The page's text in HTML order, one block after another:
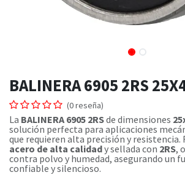
BALINERA 6905 2RS
(0 reseña)
La BALINERA 6905 2RSde dimensiones
solución perfecta para aplicaciones
que requieren alta precisión y resistencia.
acero de alta calidady sellada con 2RS,
contra polvo y humedad, asegurando un
confiable y silencioso.